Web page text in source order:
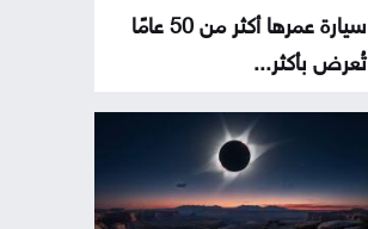
سيارة عمرها أكثر من 50 عامًا
تُعرض بأكثر...